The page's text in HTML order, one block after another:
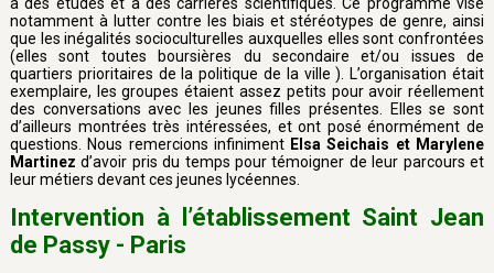
à des études et à des carrières scientifiques. Ce programme vise
notamment à lutter contre les biais et stéréotypes de genre, ainsi
que les inégalités socioculturelles auxquelles elles sont confrontées
(elles sont toutes boursières du secondaire et/ou issues de
quartiers prioritaires de la politique de la ville ). L’organisation était
exemplaire, les groupes étaient assez petits pour avoir réellement
des conversations avec les jeunes filles présentes. Elles se sont
d’ailleurs montrées très intéressées, et ont posé énormément de
questions. Nous remercions infinimentElsa Seichais et Marylene
Martinez d’avoir pris du temps pour témoigner de leur parcours et
leur métiers devant ces jeunes lycéennes.
Intervention à l’établissement Saint Jean
de Passy - Paris